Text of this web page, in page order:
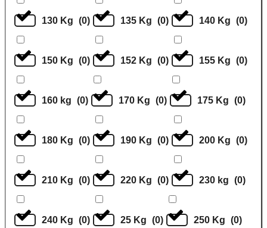
130 Kg (0) 135 Kg (0) 140 Kg (0)
150 Kg (0) 152 Kg (0) 155 Kg (0)
160 kg (0) 170 Kg (0) 175 Kg (0)
180 Kg (0) 190 Kg (0) 200 Kg (0)
210 Kg (0) 220 Kg (0) 230 kg (0)
240 Kg (0) 25 Kg (0) 250 Kg (0)